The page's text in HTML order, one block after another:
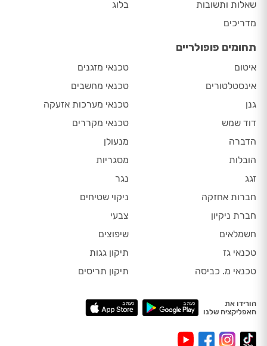
שאלות ותשובות
מדריכים
בלוג
תחומים פופולריים
איטום
אינסטלטורים
גנן
דוד שמש
הדברה
הובלות
זגג
חברות אחזקה
חברת ניקיון
חשמלאים
טכנאי גז
טכנאי מ. כביסה
טכנאי מזגנים
טכנאי מחשבים
טכנאי מערכות אזעקה
טכנאי מקררים
מנעולן
מסגריות
נגר
ניקוי שטיחים
צבעי
שיפוצים
תיקון גגות
תיקון תריסים
הורידו את
האפליקציה שלנו